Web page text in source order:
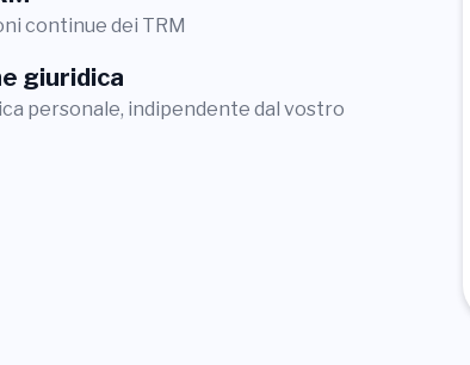
continue dei TRM
giuridica
personale, indipendente dal vostro